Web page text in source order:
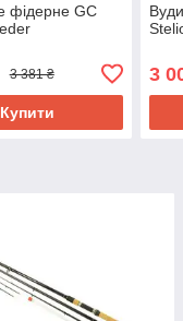
фідерне GC
3 381 ₴
Купити
3